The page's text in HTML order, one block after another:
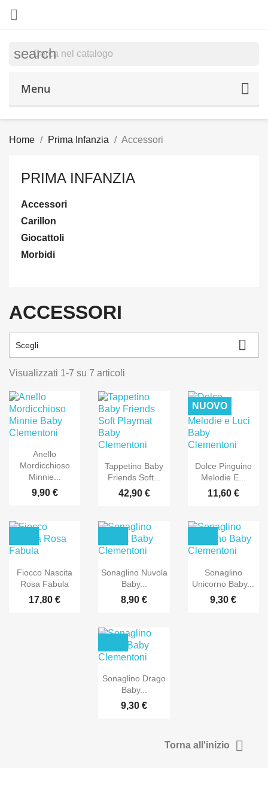

search
Menu
Home Prima Infanzia Accessori
PRIMA INFANZIA
Accessori
Carillon
Giocattoli
Morbidi
ACCESSORI
Scegli 
Visualizzati 1-7 su 7 articoli
Anello
Mordicchioso
Minnie...
9,90 €
Tappetino Baby
Friends Soft...
42,90 €
Dolce Pinguino
Melodie E...
11,60 €
NUOVO
Fiocco Nascita
Rosa Fabula
17,80 €
Sonaglino Nuvola
Baby...
8,90 €
Sonaglino
Unicorno Baby...
9,30 €
Sonaglino Drago
Baby...
9,30 €
Torna all'inizio 